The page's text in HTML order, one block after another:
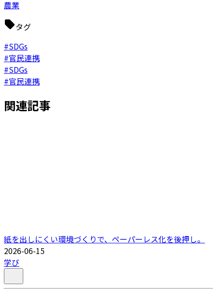
農業
タグ
#SDGs
#官民連携
#SDGs
#官民連携
関連記事
紙を出しにくい環境づくりで、ペーパーレス化を後押し。
2026-06-15
学び